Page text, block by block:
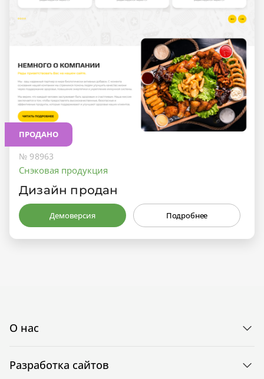
ПРОДАНО
№ 98963
Снэковая продукция
Дизайн продан
Демоверсия Подробнее
О нас
Разработка сайтов